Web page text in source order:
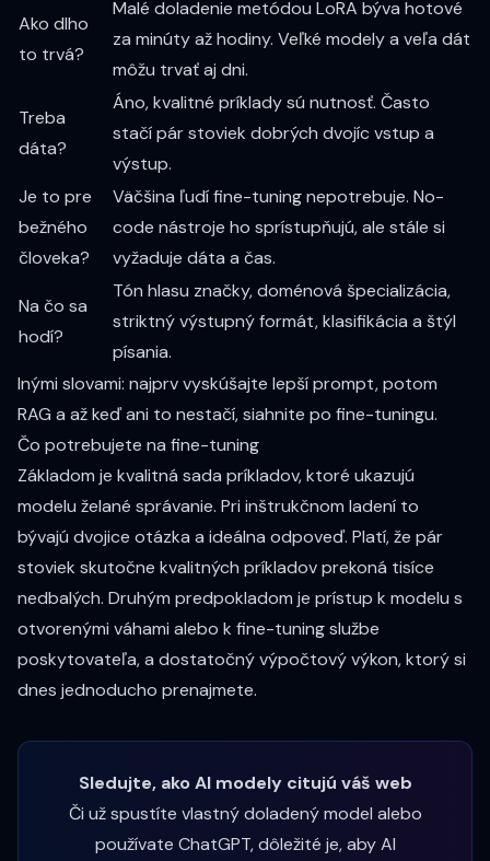
Ako dlho
to trvá?
Malé doladenie metódou LoRA býva hotové
za minúty až hodiny. Veľké modely a veľa dát
môžu trvať aj dni.
Treba
dáta?
Áno, kvalitné príklady sú nutnosť. Často
stačí pár stoviek dobrých dvojíc vstup a
výstup.
Je to pre
bežného
človeka?
Väčšina ľudí fine-tuning nepotrebuje. No-
code nástroje ho sprístupňujú, ale stále si
vyžaduje dáta a čas.
Na čo sa
hodí?
Tón hlasu značky, doménová špecializácia,
striktný výstupný formát, klasifikácia a štýl
písania.
Inými slovami: najprv vyskúšajte lepší prompt, potom
RAG a až keď ani to nestačí, siahnite po fine-tuningu.
Čo potrebujete na fine-tuning
Základom je kvalitná sada príkladov, ktoré ukazujú
modelu želané správanie. Pri inštrukčnom ladení to
bývajú dvojice otázka a ideálna odpoveď. Platí, že pár
stoviek skutočne kvalitných príkladov prekoná tisíce
nedbalých. Druhým predpokladom je prístup k modelu s
otvorenými váhami alebo k fine-tuning službe
poskytovateľa, a dostatočný výpočtový výkon, ktorý si
dnes jednoducho prenajmete.
Sledujte, ako AI modely citujú váš web
Či už spustíte vlastný doladený model alebo
používate ChatGPT, dôležité je, aby AI